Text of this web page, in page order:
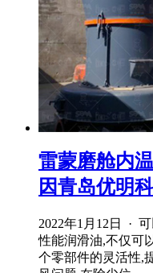
雷蒙磨舱内
因青岛优明
2022年1月12日 ·
性能润滑油,不仅可
个零部件的灵活性,